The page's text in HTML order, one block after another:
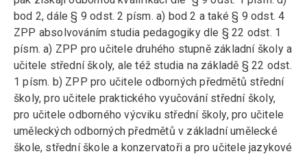
bod 2, dále § 9 odst. 2 písm. a) bod 2 a také § 9 odst. 4
ZPP absolvováním studia pedagogiky dle § 22 odst. 1
písm. a) ZPP pro učitele druhého stupně základní školy a
učitele střední školy, ale též studia na základě § 22 odst.
1 písm. b) ZPP pro učitele odborných předmětů střední
školy, pro učitele praktického vyučování střední školy,
pro učitele odborného výcviku střední školy, pro učitele
uměleckých odborných předmětů v základní umělecké
škole, střední škole a konzervatoři a pro učitele jazykové